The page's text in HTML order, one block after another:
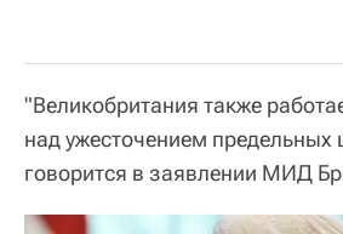
"Великобритания также
над ужесточением предельных
говорится в заявлении МИД